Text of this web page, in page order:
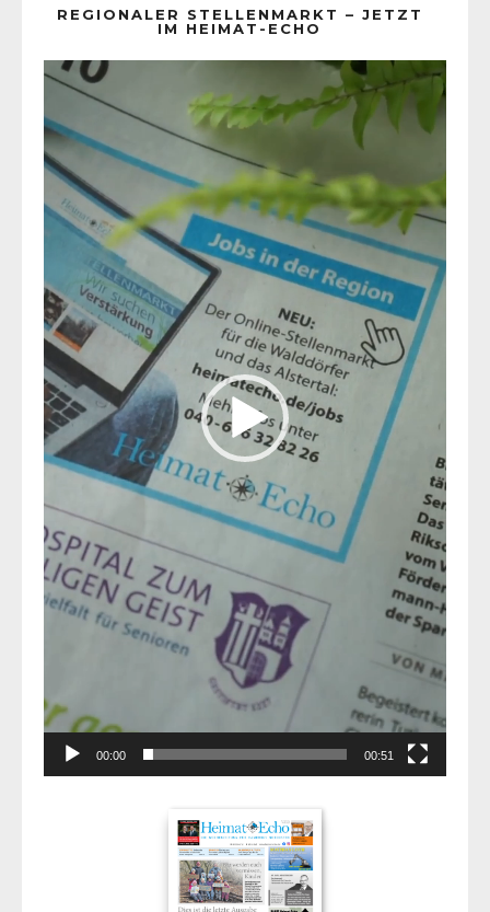
REGIONALER STELLENMARKT – JETZT
IM HEIMAT-ECHO
Player
00:00 00:51